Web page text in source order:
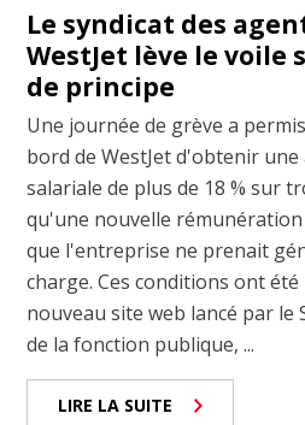
Le syndicat des
WestJet lève le
de principe
Une journée de grève a
bord de WestJet d'obtenir
salariale de plus de 18 % sur
qu'une nouvelle
que l'entreprise ne prenait
charge. Ces conditions ont
nouveau site web lancé par le
de la fonction publique, ...
LIRE LA SUITE